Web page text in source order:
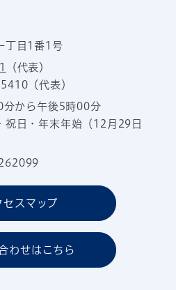
丁目1番1号
（代表）
（代表）
分から午後5時00分
祝日・年末年始（12月29日
セスマップ
わせはこちら